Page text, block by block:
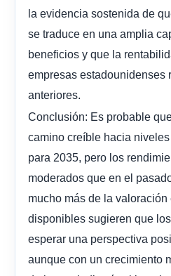
la evidencia sostenida de
se traduce en una amplia
beneficios y que la
empresas estadounidenses
anteriores.
Conclusión: Es probable
camino creíble hacia
para 2035, pero los
moderados que en el
mucho más de la
disponibles sugieren que
esperar una perspectiva
aunque con un crecimiento